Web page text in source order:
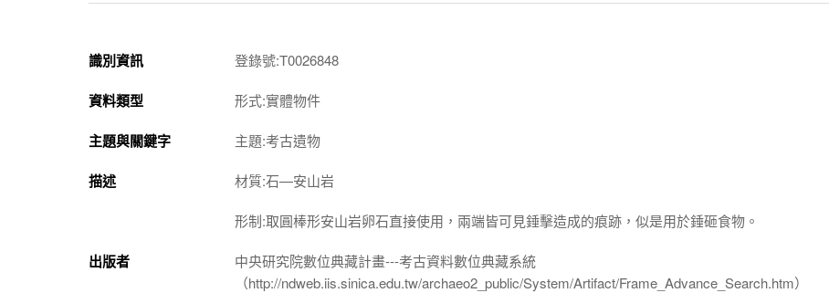
識別資訊 登錄號:T0026848
資料類型 形式:實體物件
主題與關鍵字 主題:考古遺物
描述 材質:石—安山岩
形制:取圓棒形安山岩卵石直接使用，兩端皆可見錘擊造成的痕跡，似是用於錘砸食物。
出版者
中央研究院數位典藏計畫---考古資料數位典藏系統
（http://ndweb.iis.sinica.edu.tw/archaeo2_public/System/Artifact/Frame_Advance_Search.htm）